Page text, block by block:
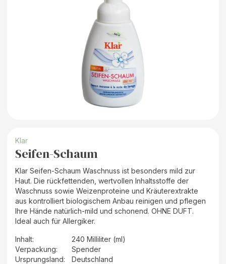
Klar
Seifen-Schaum
Klar Seifen-Schaum Waschnuss ist besonders mild zur
Haut. Die rückfettenden, wertvollen Inhaltsstoffe der
Waschnuss sowie Weizenproteine und Kräuterextrakte
aus kontrolliert biologischem Anbau reinigen und pflegen
Ihre Hände natürlich-mild und schonend. OHNE DUFT.
Ideal auch für Allergiker.
Inhalt:
240 Milliliter (ml)
Verpackung:
Spender
Ursprungsland:
Deutschland